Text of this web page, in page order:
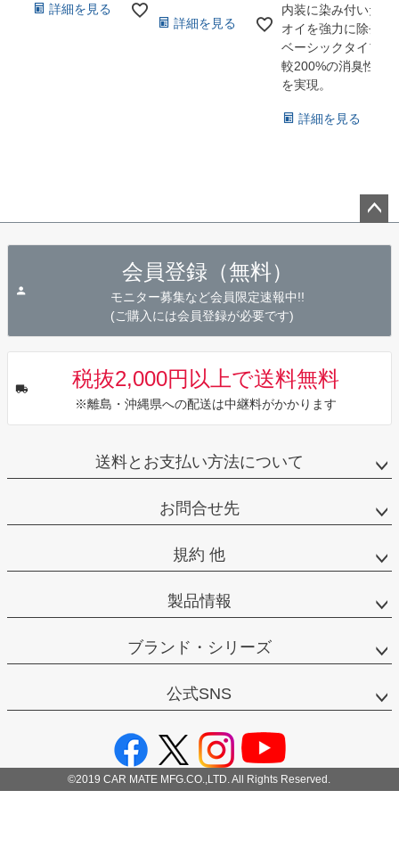
詳細を見る
詳細を見る
内装に染み付いたニ
オイを強力に除去！
ベーシックタイプ比
較200%の消臭性能
を実現。
詳細を見る
会員登録（無料）
モニター募集など会員限定速報中!!
(ご購入には会員登録が必要です)
税抜2,000円以上で送料無料
※離島・沖縄県への配送は中継料がかかります
送料とお支払い方法について
お問合せ先
規約 他
製品情報
ブランド・シリーズ
公式SNS
©2019 CAR MATE MFG.CO.,LTD. All Rights Reserved.